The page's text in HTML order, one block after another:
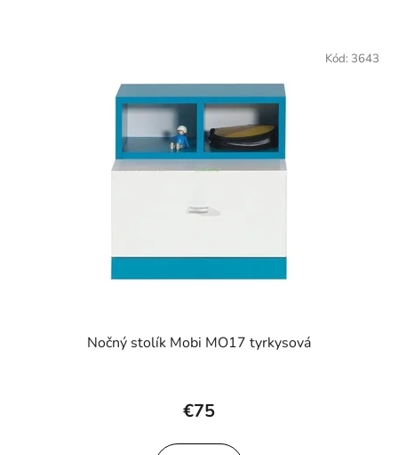
Nočný stolík Mobi MO17 tyrkysová
€75
Kód: 3643